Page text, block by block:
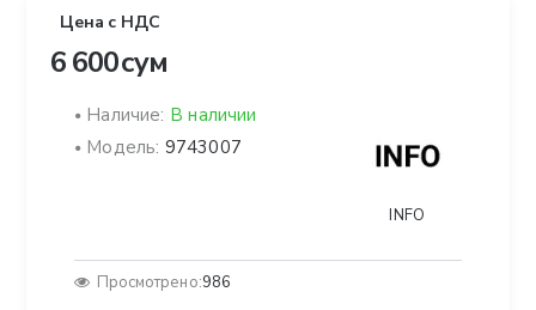
Цена с НДС
6 600 сум
Наличие: В наличии
Модель: 9743007
INFO
Просмотрено:986